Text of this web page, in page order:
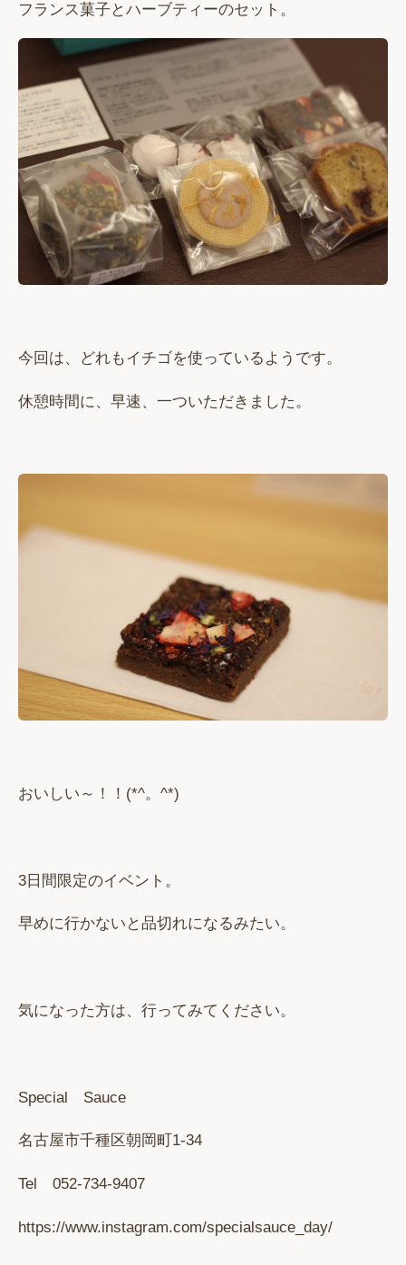
フランス菓子とハーブティーのセット。
今回は、どれもイチゴを使っているようです。
休憩時間に、早速、一ついただきました。
おいしい～！！(*^。^*)
3日間限定のイベント。
早めに行かないと品切れになるみたい。
気になった方は、行ってみてください。
Special Sauce
名古屋市千種区朝岡町1-34
Tel 052-734-9407
https://www.instagram.com/specialsauce_day/